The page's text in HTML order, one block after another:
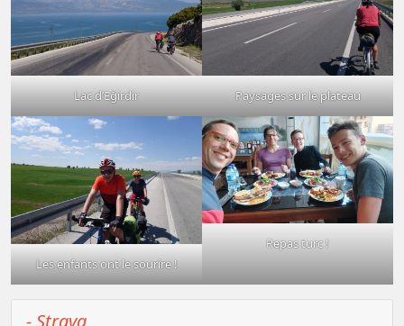
Lac d’Eğirdir Paysages sur le plateau
Les enfants ont le sourire !
Repas turc !
- Strava